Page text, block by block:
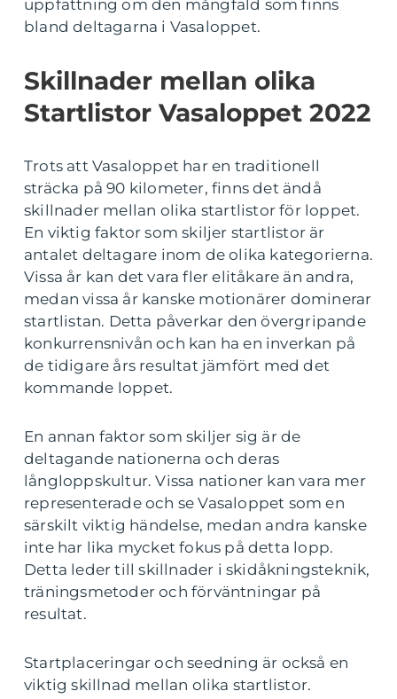
uppfattning om den mångfald som finns
bland deltagarna i Vasaloppet.
Skillnader mellan olika
Startlistor Vasaloppet 2022
Trots att Vasaloppet har en traditionell
sträcka på 90 kilometer, finns det ändå
skillnader mellan olika startlistor för loppet.
En viktig faktor som skiljer startlistor är
antalet deltagare inom de olika kategorierna.
Vissa år kan det vara fler elitåkare än andra,
medan vissa år kanske motionärer dominerar
startlistan. Detta påverkar den övergripande
konkurrensnivån och kan ha en inverkan på
de tidigare års resultat jämfört med det
kommande loppet.
En annan faktor som skiljer sig är de
deltagande nationerna och deras
långloppskultur. Vissa nationer kan vara mer
representerade och se Vasaloppet som en
särskilt viktig händelse, medan andra kanske
inte har lika mycket fokus på detta lopp.
Detta leder till skillnader i skidåkningsteknik,
träningsmetoder och förväntningar på
resultat.
Startplaceringar och seedning är också en
viktig skillnad mellan olika startlistor.